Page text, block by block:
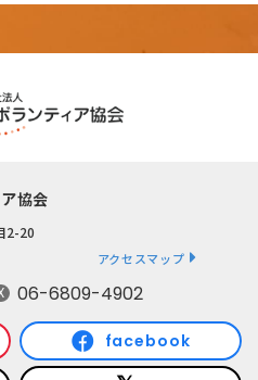
協会
2-20
アクセスマップ
06-6809-4902
facebook